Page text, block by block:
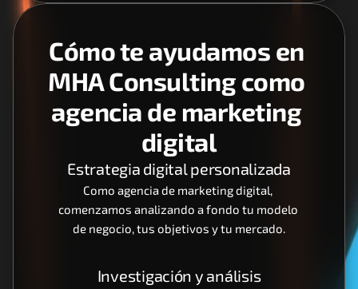
Cómo te ayudamos en
MHA Consulting como
agencia de marketing
digital
Estrategia digital personalizada
Como agencia de marketing digital,
comenzamos analizando a fondo tu modelo
de negocio, tus objetivos y tu mercado.
Investigación y análisis